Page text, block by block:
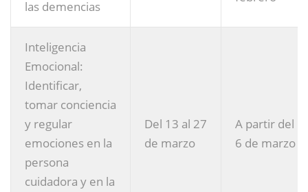
las demencias
Inteligencia
Emocional:
Identificar,
tomar conciencia
y regular
emociones en la
persona
cuidadora y en la
Del 13 al 27
de marzo
A partir del
6 de marzo